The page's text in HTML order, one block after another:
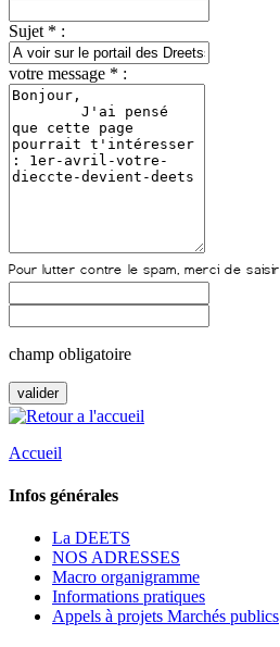
Sujet * :
votre message * :
champ obligatoire
Accueil
Infos générales
La DEETS
NOS ADRESSES
Macro organigramme
Informations pratiques
Appels à projets Marchés publics